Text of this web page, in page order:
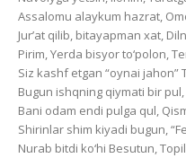
Assalomu alaykum hazrat,
Jur’at qilib, bitayapman xat,
Pirim, Yerda bisyor to‘polon,
Siz kashf etgan “oynai jahon”
Bugun ishqning qiymati bir
Bani odam endi pulga qul,
Shirinlar shim kiyadi bugun,
Nurab bitdi ko‘hi Besutun,